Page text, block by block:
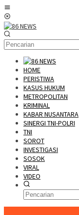
Loncat
ke
konten
HOME
PERISTIWA
KASUS HUKUM
METROPOLITAN
KRIMINAL
KABAR NUSANTARA
SINERGI TNI-POLRI
TNI
SOROT
INVESTIGASI
SOSOK
VIRAL
VIDEO